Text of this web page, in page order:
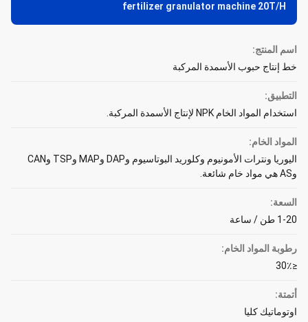
fertilizer granulator machine 20T/H
اسم المنتج:
خط إنتاج حبوب الأسمدة المركبة
التطبيق:
استخدام المواد الخام NPK لإنتاج الأسمدة المركبة.
المواد الخام:
اليوريا ونترات الأمونيوم وكلوريد البوتاسيوم وDAP وMAP وTSP وCAN
وAS هي مواد خام شائعة.
السعة:
1-20 طن / ساعة
رطوبة المواد الخام:
≤30٪
أتمتة:
اوتوماتيك كليا